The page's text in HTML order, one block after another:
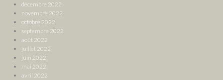
décembre 2022
novembre 2022
octobre 2022
septembre 2022
août 2022
juillet 2022
juin 2022
mai 2022
avril 2022